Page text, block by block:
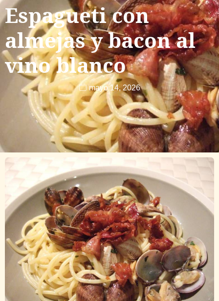
Espagueti con
almejas y bacon al
vino blanco
mayo 14, 2026